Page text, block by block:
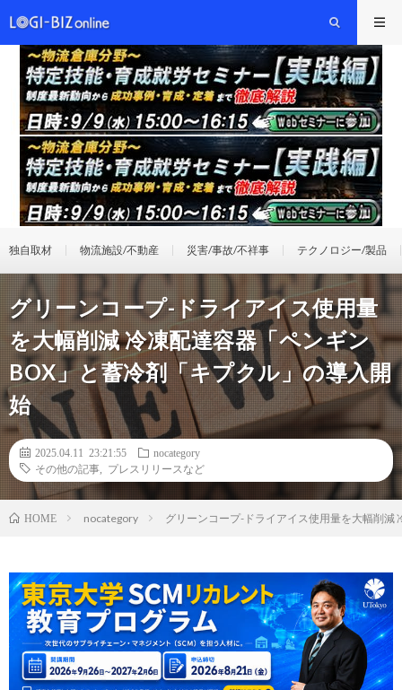
独自取材 物流施設/不動産 災害/事故/不祥事 テクノロジー/製品
グリーンコープ-ドライアイス使用量
を大幅削減 冷凍配達容器「ペンギン
BOX」と蓄冷剤「キプクル」の導入開
始
2025.04.11 23:21:55
nocategory
その他の記事
プレスリリースなど
HOME nocategory グリーンコープ-ドライアイス使用量を大幅削